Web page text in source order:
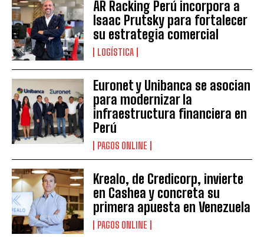
AR Racking Perú incorpora a
Isaac Prutsky para fortalecer
su estrategia comercial
LOGÍSTICA
Euronet y Unibanca se asocian
para modernizar la
infraestructura financiera en
Perú
PAGOS ONLINE
Krealo, de Credicorp, invierte
en Cashea y concreta su
primera apuesta en Venezuela
PAGOS ONLINE